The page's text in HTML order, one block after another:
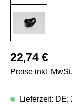
Regulärer Preis:
22,74 €
Preise inkl.
Lieferzeit: DE: